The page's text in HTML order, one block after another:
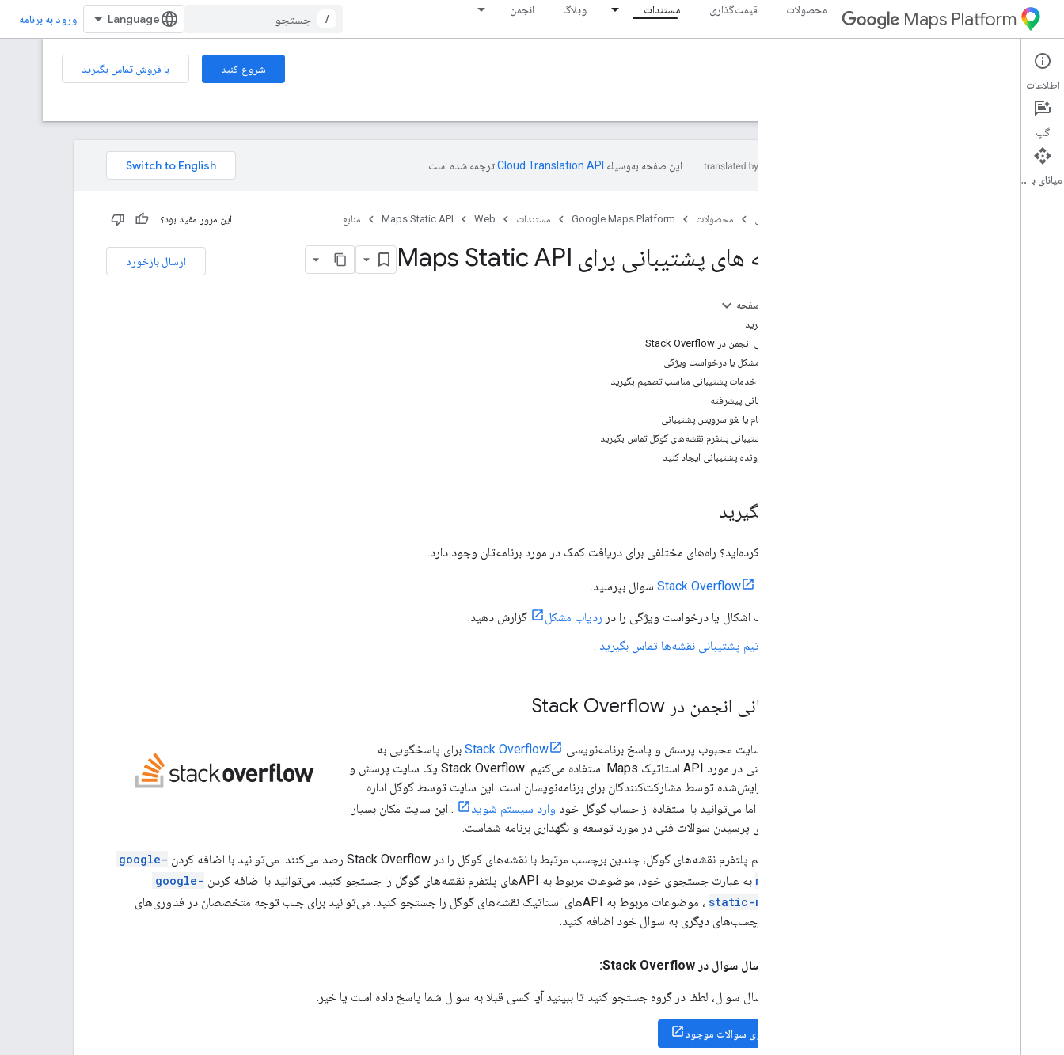
Maps Platform محصولات قیمت‌گذاری مستندات وبلاگ انجمن
/ ورود به برنامه
Web شروع کنید
با فروش تماس بگیرید
راهنما
این صفحه به‌وسیله ترجمه شده است.
صفحه اصلی محصولات Google Maps Platform مستندات Web
Maps Static API منابع این مرور مفید بود؟
ارسال بازخورد گزینه های پشتیبانی برای Maps Static API
در این صفحه
کمک بگیرید
پشتیبانی انجمن در Stack Overflow
گزارش مشکل یا درخواست ویژگی
در مورد خدمات پشتیبانی مناسب تصمیم بگیرید
پشتیبانی پیشرفته
ثبت نام یا لغو سرویس پشتیبانی
با تیم پشتیبانی پلتفرم نقشه‌های گوگل تماس بگیرید
یک پرونده پشتیبانی ایجاد کنید
کمک بگیرید
کمی گیر کرده‌اید؟ راه‌های مختلفی برای دریافت کمک در مورد برنامه‌تان وجود دارد.
Stack Overflow سوال بپرسید.
یک اشکال یا درخواست ویژگی را در ردیاب مشکل
گزارش دهید.
با تیم پشتیبانی نقشه‌ها تماس بگیرید .
پشتیبانی انجمن در Stack Overflow
ما از وب‌سایت محبوب پرسش و پاسخ برنامه‌نویسی Stack Overflow برای پاسخگویی به
سوالات فنی در مورد API استاتیک Maps استفاده می‌کنیم. Stack Overflow یک سایت پرسش و
پاسخ ویرایش‌شده توسط مشارکت‌کنندگان برای برنامه‌نویسان است. این سایت توسط گوگل اداره
نمی‌شود، اما می‌توانید با استفاده از حساب گوگل خود وارد سیستم شوید
. این سایت مکان بسیار
خوبی برای پرسیدن سوالات فنی در مورد توسعه و نگهداری برنامه شماست.
اعضای تیم پلتفرم نقشه‌های گوگل، چندین برچسب مرتبط با نقشه‌های گوگل را در Stack Overflow رصد می‌کنند. می‌توانید با اضافه کردن
google-
maps به عبارت جستجوی خود، موضوعات مربوط به APIهای پلتفرم نقشه‌های گوگل را جستجو کنید. می‌توانید با اضافه کردن
google-
static-maps
، موضوعات مربوط به APIهای استاتیک نقشه‌های گوگل را جستجو کنید. می‌توانید برای جلب توجه متخصصان در فناوری‌های
مرتبط، برچسب‌های دیگری به سوال خود اضافه کنید.
قبل از ارسال سوال در Stack Overflow:
قبل از ارسال سوال، لطفا در گروه جستجو کنید تا ببینید آیا کسی قبلا به سوال شما پاسخ داده است یا خیر.
جستجوی سوالات موجود
اطلاعات
گپ
میانای برنامه‌سازی کاربردی